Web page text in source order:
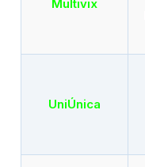
Multivix
UniÚnica